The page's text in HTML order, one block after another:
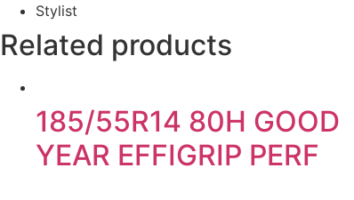
Stylist
Related products
185/55R14 80H GOOD
YEAR EFFIGRIP PERF